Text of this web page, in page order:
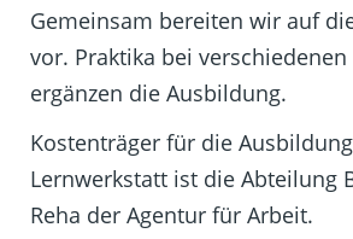
Gemeinsam bereiten wir auf
vor. Praktika bei
ergänzen die Ausbildung.
Kostenträger für die
Lernwerkstatt ist die Abteilung
Reha der Agentur für Arbeit.